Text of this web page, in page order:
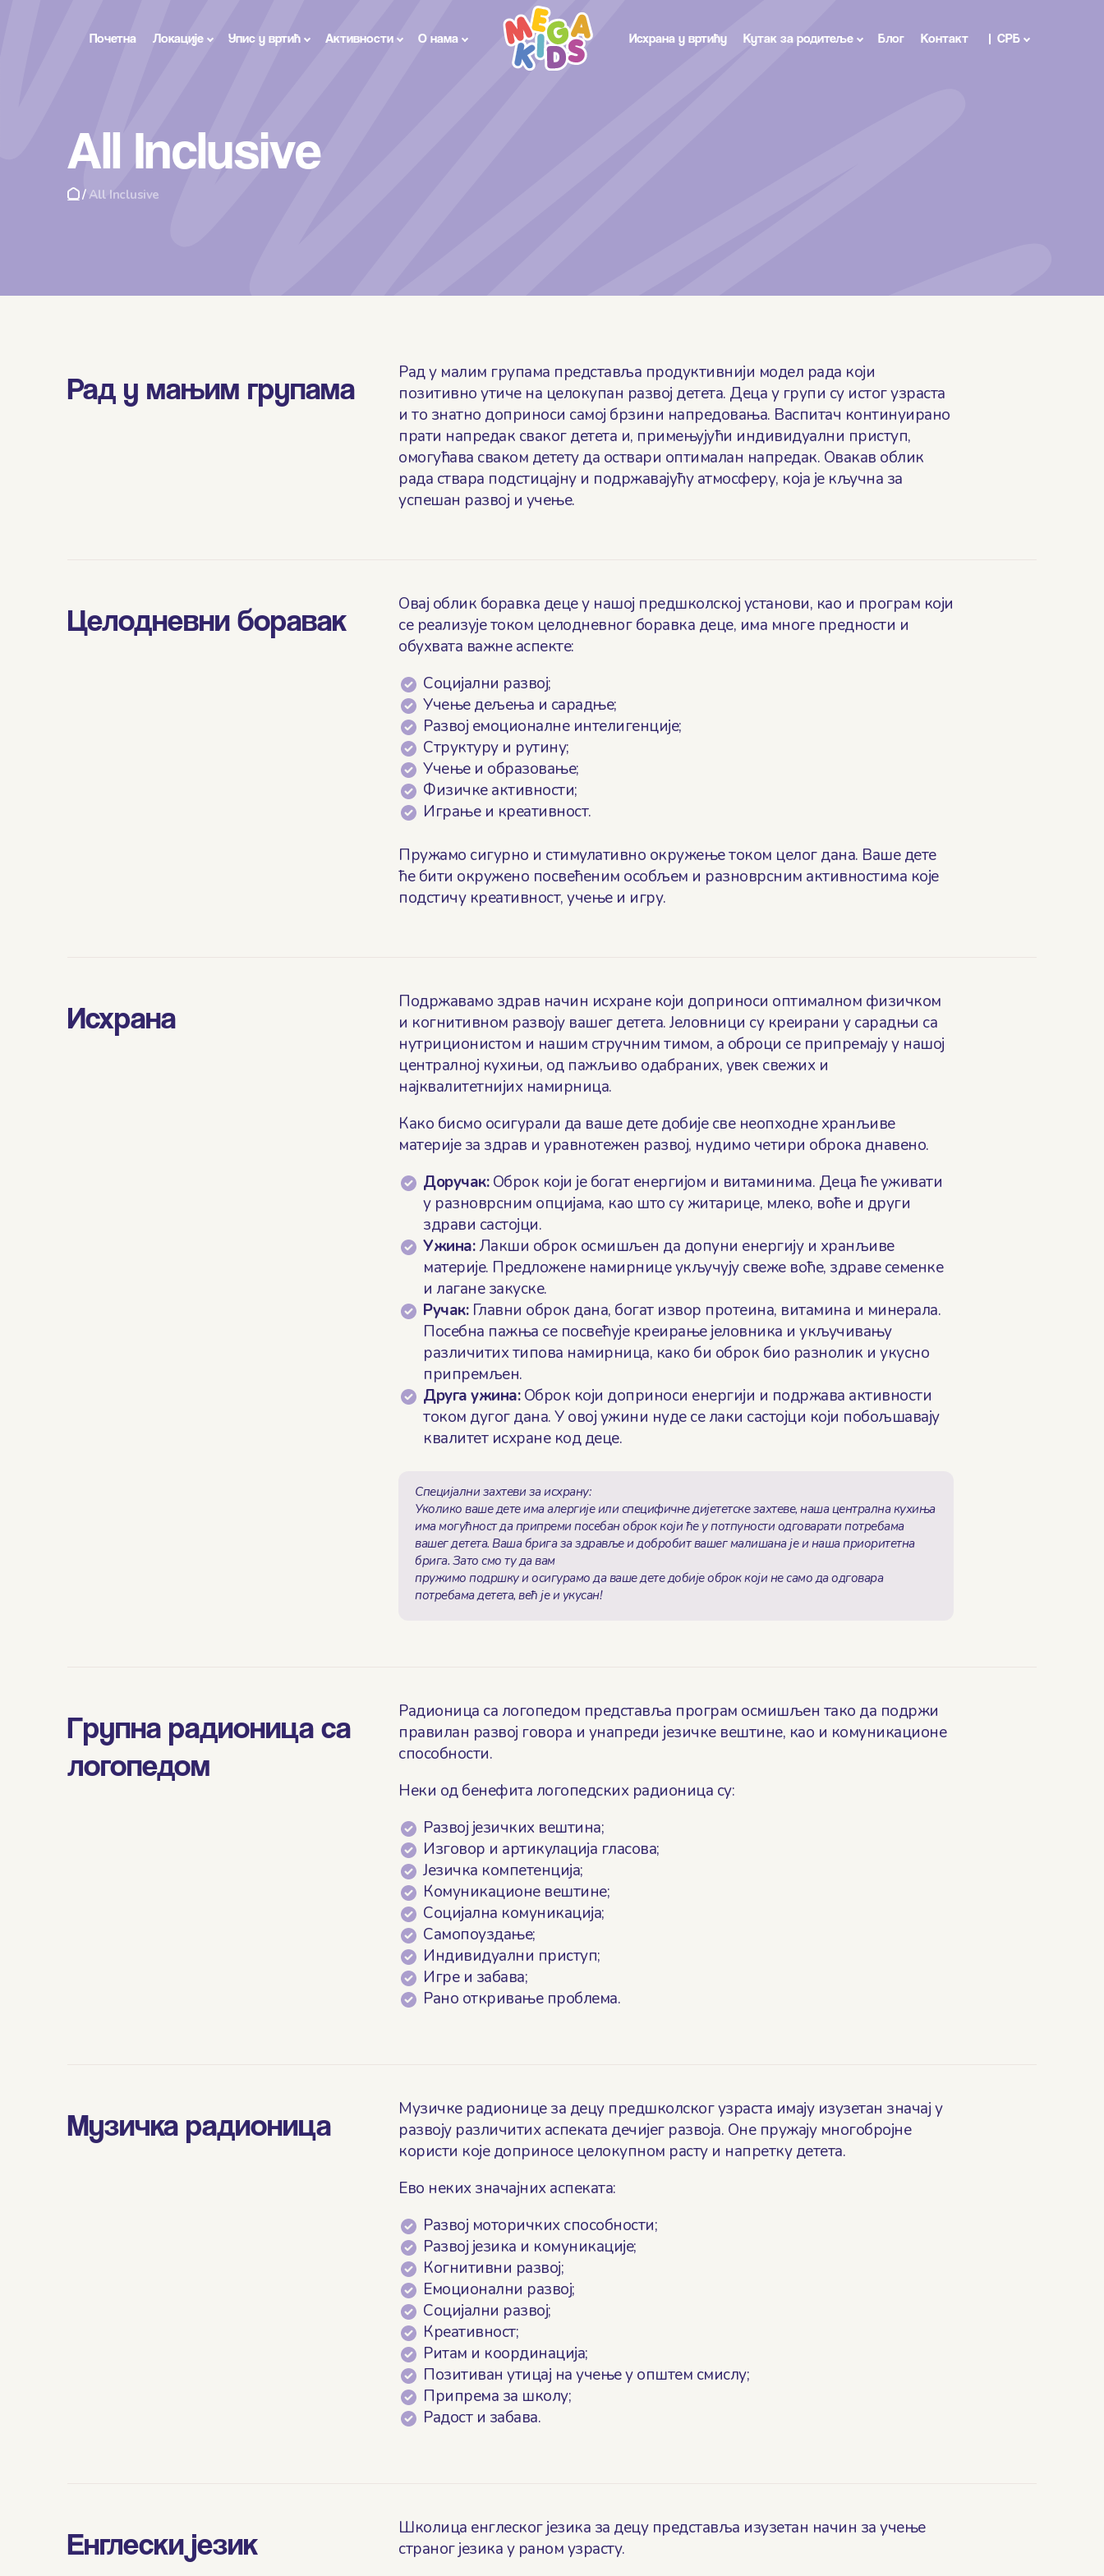
Почетна Локације Упис у вртић Активности О нама Исхрана у вртићу Кутак за родитеље Блог Контакт СРБ
All Inclusive
/ All Inclusive
Рад у мањим групама
Рад у малим групама представља продуктивнији модел рада који
позитивно утиче на целокупан развој детета. Деца у групи су истог узраста
и то знатно доприноси самој брзини напредовања. Васпитач континуирано
прати напредак сваког детета и, примењујући индивидуални приступ,
омогућава сваком детету да оствари оптималан напредак. Овакав облик
рада ствара подстицајну и подржавајућу атмосферу, која је кључна за
успешан развој и учење.
Целодневни боравак
Овај облик боравка деце у нашој предшколској установи, као и програм који
се реализује током целодневног боравка деце, има многе предности и
обухвата важне аспекте:
Социјални развој;
Учење дељења и сарадње;
Развој емоционалне интелигенције;
Структуру и рутину;
Учење и образовање;
Физичке активности;
Играње и креативност.
Пружамо сигурно и стимулативно окружење током целог дана. Ваше дете
ће бити окружено посвећеним особљем и разноврсним активностима које
подстичу креативност, учење и игру.
Исхрана
Подржавамо здрав начин исхране који доприноси оптималном физичком
и когнитивном развоју вашег детета. Јеловници су креирани у сарадњи са
нутриционистом и нашим стручним тимом, а оброци се припремају у нашој
централној кухињи, од пажљиво одабраних, увек свежих и
најквалитетнијих намирница.
Како бисмо осигурали да ваше дете добије све неопходне хранљиве
материје за здрав и уравнотежен развој, нудимо четири оброка днавено.
Доручак:Оброк који је богат енергијом и витаминима. Деца ће уживати
у разноврсним опцијама, као што су житарице, млеко, воће и други
здрави састојци.
Ужина:Лакши оброк осмишљен да допуни енергију и хранљиве
материје. Предложене намирнице укључују свеже воће, здраве семенке
и лагане закуске.
Ручак:Главни оброк дана, богат извор протеина, витамина и минерала.
Посебна пажња се посвећује креирање јеловника и укључивању
различитих типова намирница, како би оброк био разнолик и укусно
припремљен.
Друга ужина:Оброк који доприноси енергији и подржава активности
током дугог дана. У овој ужини нуде се лаки састојци који побољшавају
квалитет исхране код деце.
Специјални захтеви за исхрану:
Уколико ваше дете има алергије или специфичне дијететске захтеве, наша централна кухиња
има могућност да припреми посебан оброк који ће у потпуности одговарати потребама
вашег детета. Ваша брига за здравље и добробит вашег малишана је и наша приоритетна
брига. Зато смо ту да вам
пружимо подршку и осигурамо да ваше дете добије оброк који не само да одговара
потребама детета, већ је и укусан!
Групна радионица са
логопедом
Радионица са логопедом представља програм осмишљен тако да подржи
правилан развој говора и унапреди језичке вештине, као и комуникационе
способности.
Неки од бенефита логопедских радионица су:
Развој језичких вештина;
Изговор и артикулација гласова;
Језичка компетенција;
Комуникационе вештине;
Социјална комуникација;
Самопоуздање;
Индивидуални приступ;
Игре и забава;
Рано откривање проблема.
Музичка радионица
Музичке радионице за децу предшколског узраста имају изузетан значај у
развоју различитих аспеката дечијег развоја. Оне пружају многобројне
користи које доприносе целокупном расту и напретку детета.
Ево неких значајних аспеката:
Развој моторичких способности;
Развој језика и комуникације;
Когнитивни развој;
Емоционални развој;
Социјални развој;
Креативност;
Ритам и координација;
Позитиван утицај на учење у општем смислу;
Припрема за школу;
Радост и забава.
Енглески језик
Школица енглеског језика за децу представља изузетан начин за учење
страног језика у раном узрасту.